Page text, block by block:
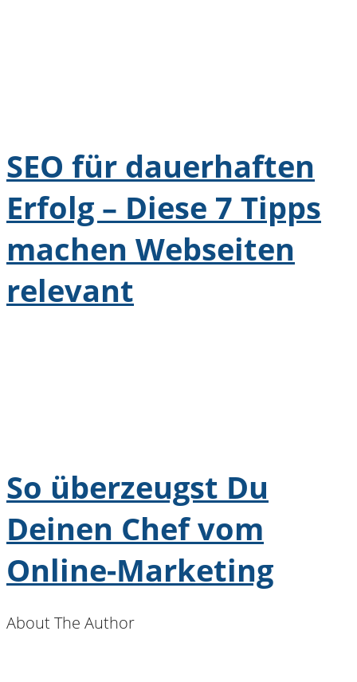
SEO für dauerhaften
Erfolg – Diese 7 Tipps
machen Webseiten
relevant
So überzeugst Du
Deinen Chef vom
Online-Marketing
About The Author